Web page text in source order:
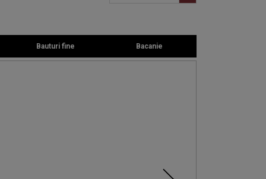
Bauturi fine Bacanie